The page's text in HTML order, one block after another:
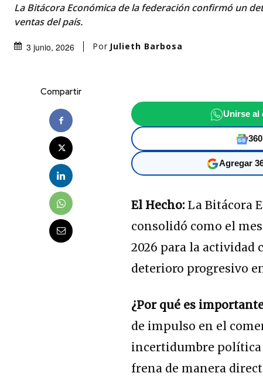
La Bitácora Económica de la federación confirmó un
ventas del país.
3 junio, 2026 Por Julieth Barbosa
Compartir
Unirse al
Agregar
El Hecho: La Bitácora
consolidó como el
2026 para la actividad
deterioro progresivo
¿Por qué es
de impulso en el
incertidumbre política
frena de manera